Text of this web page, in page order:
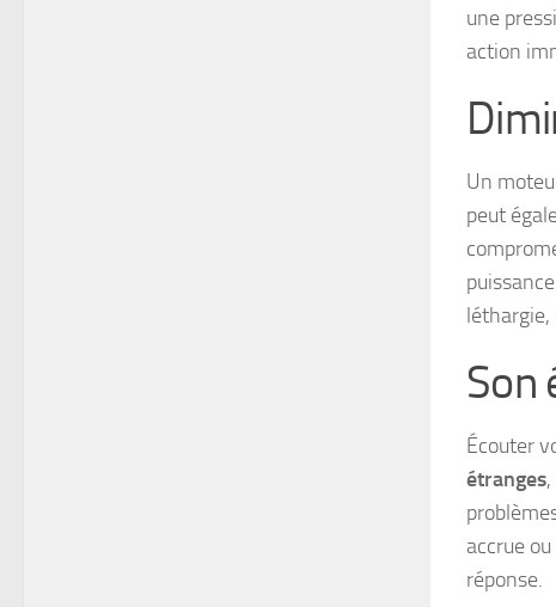
une
action
Un
peut
léthargie,
Son
Écouter
étranges
accrue
réponse.